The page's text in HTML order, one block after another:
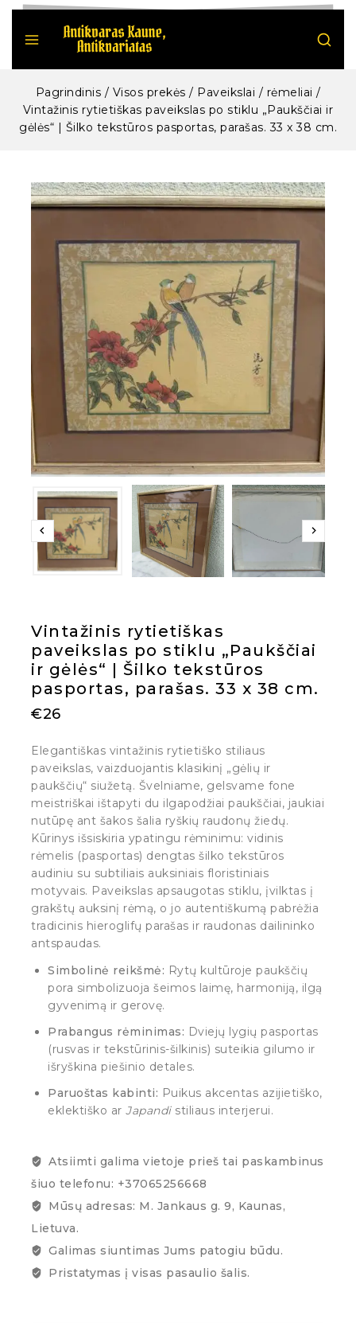
Pagrindinis / Visos prekės / Paveikslai / rėmeliai /
Vintažinis rytietiškas paveikslas po stiklu „Paukščiai ir
gėlės“ | Šilko tekstūros pasportas, parašas. 33 x 38 cm.
Vintažinis rytietiškas
paveikslas po stiklu „Paukščiai
ir gėlės“ | Šilko tekstūros
pasportas, parašas. 33 x 38 cm.
€26
Elegantiškas vintažinis rytietiško stiliaus
paveikslas, vaizduojantis klasikinį „gėlių ir
paukščių“ siužetą. Švelniame, gelsvame fone
meistriškai ištapyti du ilgapodžiai paukščiai, jaukiai
nutūpę ant šakos šalia ryškių raudonų žiedų.
Kūrinys išsiskiria ypatingu rėminimu: vidinis
rėmelis (pasportas) dengtas šilko tekstūros
audiniu su subtiliais auksiniais floristiniais
motyvais. Paveikslas apsaugotas stiklu, įvilktas į
grakštų auksinį rėmą, o jo autentiškumą pabrėžia
tradicinis hieroglifų parašas ir raudonas dailininko
antspaudas.
Simbolinė reikšmė: Rytų kultūroje paukščių
pora simbolizuoja šeimos laimę, harmoniją, ilgą
gyvenimą ir gerovę.
Prabangus rėminimas: Dviejų lygių pasportas
(rusvas ir tekstūrinis-šilkinis) suteikia gilumo ir
išryškina piešinio detales.
Paruoštas kabinti: Puikus akcentas azijietiško,
eklektiško ar Japandistiliaus interjerui.
Atsiimti galima vietoje prieš tai paskambinus
šiuo telefonu: +37065256668
Mūsų adresas: M. Jankaus g. 9, Kaunas,
Lietuva.
Galimas siuntimas Jums patogiu būdu.
Pristatymas į visas pasaulio šalis.